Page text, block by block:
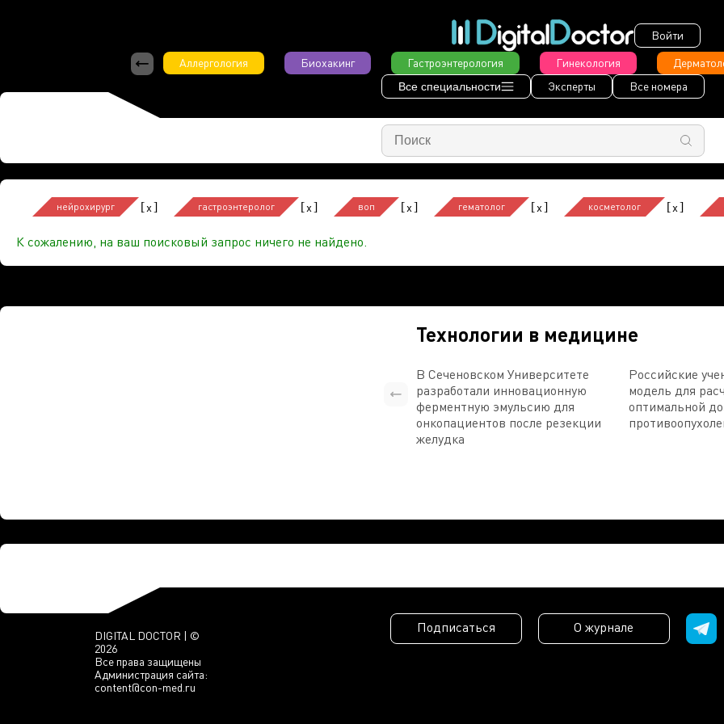
Войти
Аллергология
Биохакинг Гастроэнтерология Гинекология
Все специальности Эксперты Все номера
нейрохирург [x] гастроэнтеролог [x] воп [x] гематолог [x] косметолог [x]
К сожалению, на ваш поисковый запрос ничего не найдено.
Технологии в медицине
В Сеченовском Университете
разработали инновационную
ферментную эмульсию для
онкопациентов после резекции
желудка
Российские
модель для
оптимальной
DIGITAL DOCTOR | ©
2026
Все права защищены
Администрация сайта:
content@con-med.ru
Подписаться О журнале